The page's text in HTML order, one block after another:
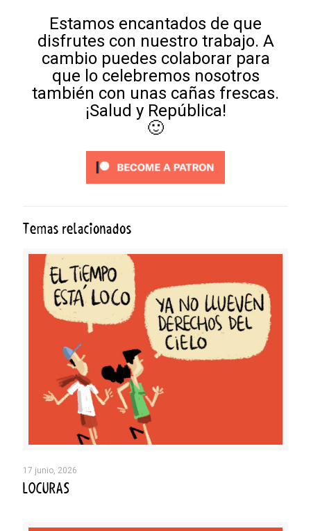
Estamos encantados de que
disfrutes con nuestro trabajo. A
cambio puedes colaborar para
que lo celebremos nosotros
también con unas cañas frescas.
¡Salud y República!
🙂
Temas relacionados
17 junio, 2026
LOCURAS